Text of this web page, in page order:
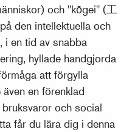
och "kōgei" (工
den intellektuella och
i en tid av snabba
hyllade handgjorda
att förgylla
en förenklad
och social
får du lära dig i denna